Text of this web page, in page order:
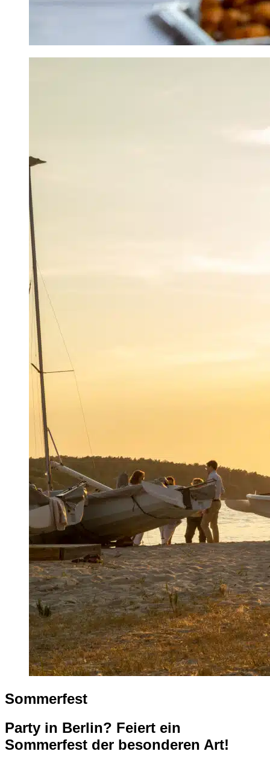
Sommerfest
Party in Berlin? Feiert ein
Sommerfest der besonderen Art!